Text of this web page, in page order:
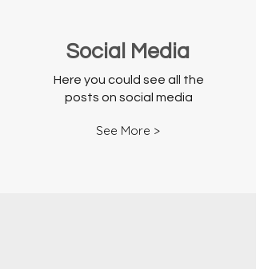
Social Media
Here you could see all the
posts on social media
See More >